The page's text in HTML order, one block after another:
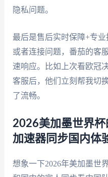
隐私问题。
最后是售后实时保障+专
或者连接问题，番茄的客
速响应。比如上次看欧冠
客服后，他们立刻帮我切
了流畅。
2026美加墨世界
加速器同步国内体
想象一下2026年美加墨世